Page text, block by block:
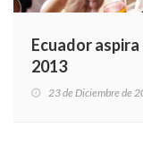
Ecuador
2013
23 de Diciembre de